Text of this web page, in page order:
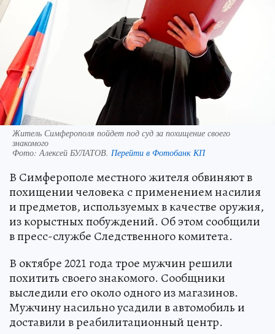
Житель Симферополя пойдет под суд за похищение своего
знакомого
Фото:Алексей БУЛАТОВ. Перейти в Фотобанк КП
В Симферополе местного жителя обвиняют в
похищении человека с применением насилия
и предметов, используемых в качестве оружия,
из корыстных побуждений. Об этом сообщили
в пресс-службе Следственного комитета.
В октябре 2021 года трое мужчин решили
похитить своего знакомого. Сообщники
выследили его около одного из магазинов.
Мужчину насильно усадили в автомобиль и
доставили в реабилитационный центр.